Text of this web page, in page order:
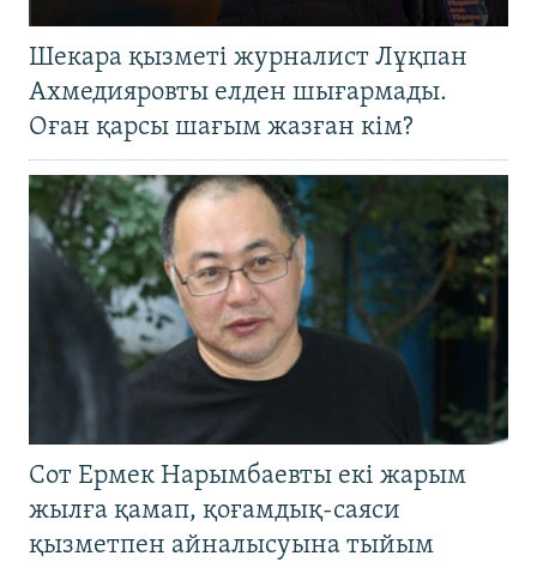
Шекара қызметі журналист Лұқпан
Ахмедияровты елден шығармады.
Оған қарсы шағым жазған кім?
Сот Ермек Нарымбаевты екі жарым
жылға қамап, қоғамдық-саяси
қызметпен айналысуына тыйым